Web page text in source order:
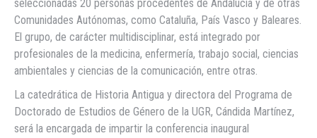
seleccionadas 20 personas procedentes de Andalucía y de otras
Comunidades Autónomas, como Cataluña, País Vasco y Baleares.
El grupo, de carácter multidisciplinar, está integrado por
profesionales de la medicina, enfermería, trabajo social, ciencias
ambientales y ciencias de la comunicación, entre otras.
La catedrática de Historia Antigua y directora del Programa de
Doctorado de Estudios de Género de la UGR, Cándida Martínez,
será la encargada de impartir la conferencia inaugural